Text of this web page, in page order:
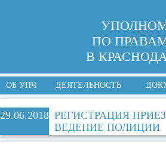
ПО
В
ОБ УПЧ ДЕЯТЕЛЬНОСТЬ
29.06.2018 РЕГИСТРАЦИЯ
ВЕДЕНИЕ ПОЛИЦИИ